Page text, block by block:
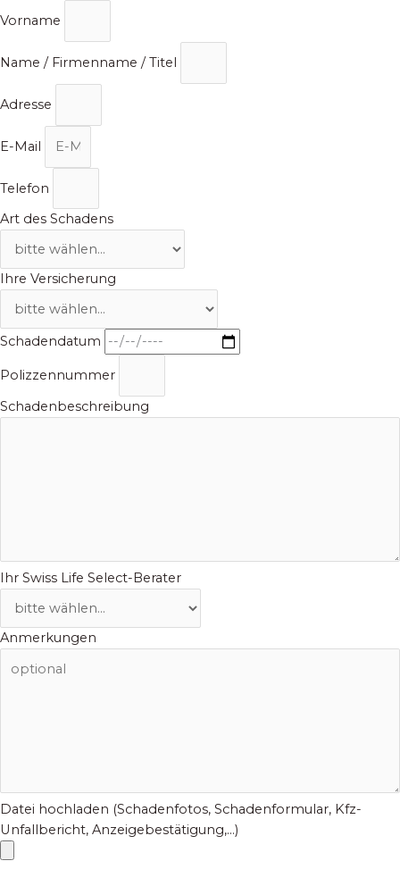
Inhalt
Vorname
Name / Firmenname / Titel
Adresse
E-Mail
Telefon
Art des Schadens
Ihre Versicherung
Schadendatum
Polizzennummer
Schadenbeschreibung
Ihr Swiss Life Select-Berater
Anmerkungen
Datei hochladen (Schadenfotos, Schadenformular, Kfz-
Unfallbericht, Anzeigebestätigung,...)